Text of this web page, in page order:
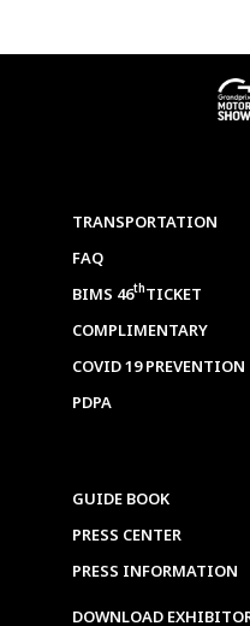
TRANSPORTATION
FAQ
BIMS 46thTICKET
COMPLIMENTARY
COVID 19 PREVENTION
PDPA
GUIDE BOOK
PRESS CENTER
PRESS INFORMATION
DOWNLOAD